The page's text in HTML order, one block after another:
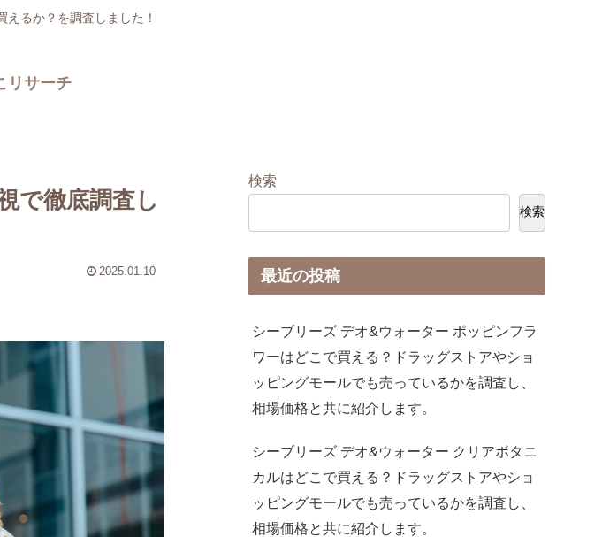
るか？を調査しました！
リサーチ
で徹底調査し
2025.01.10
検索
検索
最近の投稿
シーブリーズ デオ&ウォーター ポッピンフラ
ワーはどこで買える？ドラッグストアやショ
ッピングモールでも売っているかを調査し、
相場価格と共に紹介します。
シーブリーズ デオ&ウォーター クリアボタニ
カルはどこで買える？ドラッグストアやショ
ッピングモールでも売っているかを調査し、
相場価格と共に紹介します。